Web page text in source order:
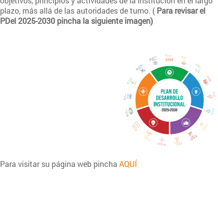
plazo, más allá de las autoridades de turno. ( Para revisar el
PDel 2025-2030 pincha la siguiente imagen)
Para visitar su página web pincha AQUÍ